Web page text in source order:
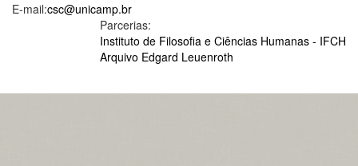
E-mail:csc@unicamp.br
Parcerias:
Instituto de Filosofia e Ciências Humanas - IFCH
Arquivo Edgard Leuenroth